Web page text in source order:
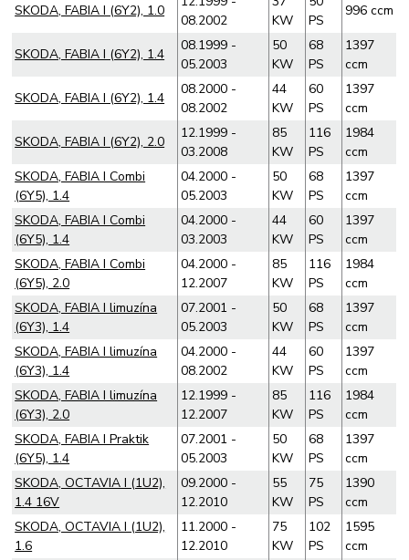
SKODA, FABIA I (6Y2), 1.0
08.2002
KW
PS
996 ccm
SKODA, FABIA I (6Y2), 1.4
08.1999 -
05.2003
50
KW
68
PS
1397
ccm
SKODA, FABIA I (6Y2), 1.4
08.2000 -
08.2002
44
KW
60
PS
1397
ccm
SKODA, FABIA I (6Y2), 2.0
12.1999 -
03.2008
85
KW
116
PS
1984
ccm
SKODA, FABIA I Combi
(6Y5), 1.4
04.2000 -
05.2003
50
KW
68
PS
1397
ccm
SKODA, FABIA I Combi
(6Y5), 1.4
04.2000 -
03.2003
44
KW
60
PS
1397
ccm
SKODA, FABIA I Combi
(6Y5), 2.0
04.2000 -
12.2007
85
KW
116
PS
1984
ccm
SKODA, FABIA I limuzína
(6Y3), 1.4
07.2001 -
05.2003
50
KW
68
PS
1397
ccm
SKODA, FABIA I limuzína
(6Y3), 1.4
04.2000 -
08.2002
44
KW
60
PS
1397
ccm
SKODA, FABIA I limuzína
(6Y3), 2.0
12.1999 -
12.2007
85
KW
116
PS
1984
ccm
SKODA, FABIA I Praktik
(6Y5), 1.4
07.2001 -
05.2003
50
KW
68
PS
1397
ccm
SKODA, OCTAVIA I (1U2),
1.4 16V
09.2000 -
12.2010
55
KW
75
PS
1390
ccm
SKODA, OCTAVIA I (1U2),
1.6
11.2000 -
12.2010
75
KW
102
PS
1595
ccm